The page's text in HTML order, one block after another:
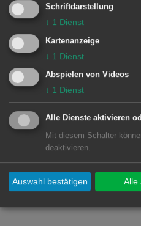
28. Juni von 7 bis
INFO
Der Wochenmarkt
findet samstags von
auf dem Karlsplatz
Vorbestellung
gerne auch
Schriftdarstellung
↓ 1 Dienst
Kartenanzeige
↓ 1 Dienst
Abspielen von Videos
↓ 1 Dienst
Alle Dienste aktivieren
Mit diesem Schalter
deaktivieren.
Auswahl bestätigen Alle